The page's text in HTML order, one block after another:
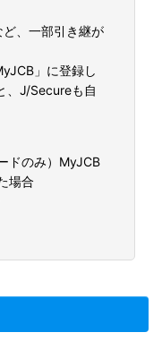
、一部引き継が
」に登録し
、J/Secureも自
ドのみ）MyJCB
場合